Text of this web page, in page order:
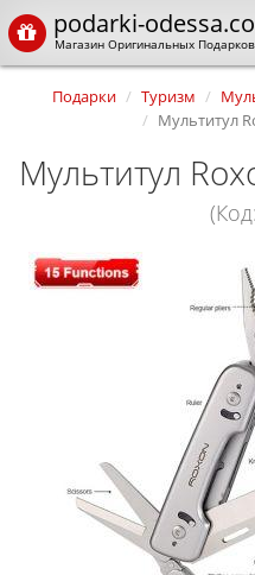
podarki-
Магазин Оригинальных Подарков
Подарки Туризм
Мультитул
Мультитул